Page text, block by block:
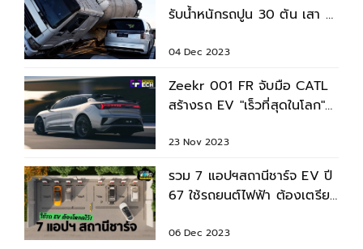
รับน้ำหนักรถปูน 30 ตัน เสา A
04 Dec 2023
Zeekr 001 FR จับมือ CATL
สร้างรถ EV "เร็วที่สุดในโลก"
23 Nov 2023
รวม 7 แอปฯสถานีชาร์จ EV ปี
67 ใช้รถยนต์ไฟฟ้า ต้องเตรียม
06 Dec 2023